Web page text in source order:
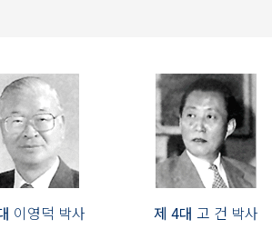
이영덕 박사 제 4대 고 건 박사